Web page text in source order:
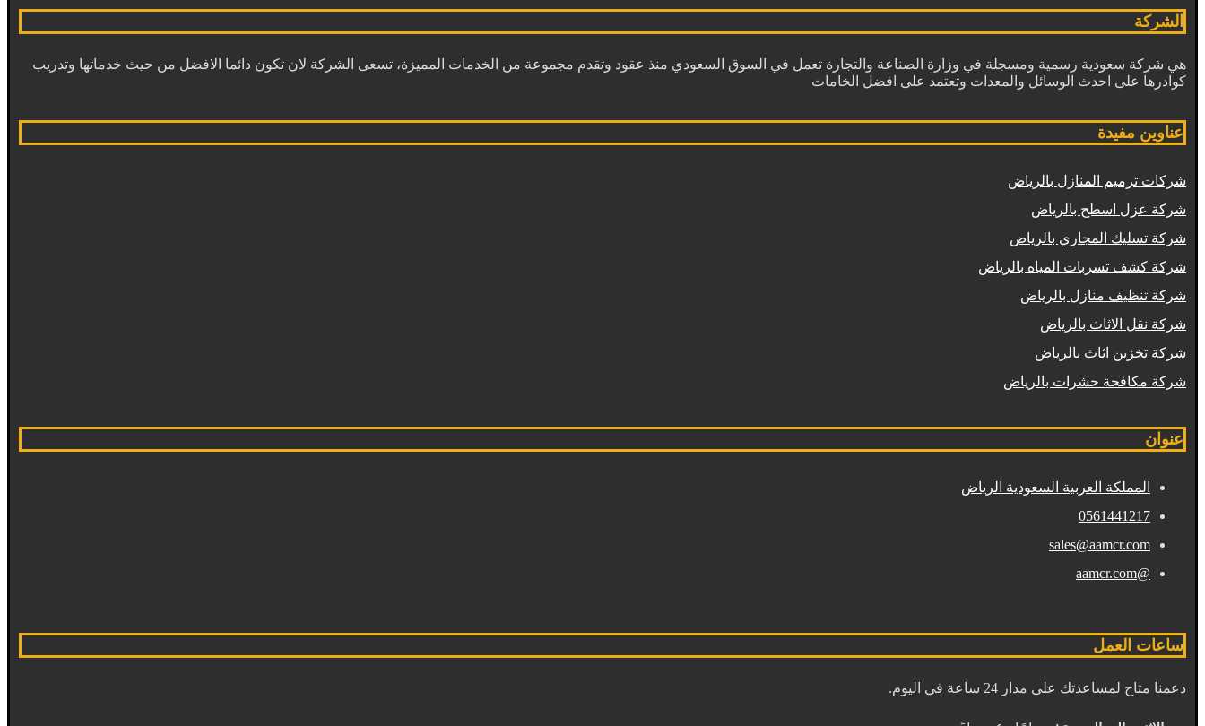
الشركة
هي شركة سعودية رسمية ومسجلة في وزارة الصناعة والتجارة تعمل في السوق السعودي منذ عقود وتقدم مجموعة من الخدمات المميزة، تسعى الشركة لان تكون دائما الافضل من حيث خدماتها وتدريب
كوادرها على احدث الوسائل والمعدات وتعتمد على افضل الخامات
عناوين مفيدة
شركات ترميم المنازل بالرياض
شركة عزل اسطح بالرياض
شركة تسليك المجاري بالرياض
شركة كشف تسربات المياه بالرياض
شركة تنظيف منازل بالرياض
شركة نقل الاثاث بالرياض
شركة تخزين اثاث بالرياض
شركة مكافحة حشرات بالرياض
عنوان
المملكة العربية السعودية الرياض
0561441217
sales@aamcr.com
@aamcr.com
ساعات العمل
دعمنا متاح لمساعدتك على مدار 24 ساعة في اليوم.